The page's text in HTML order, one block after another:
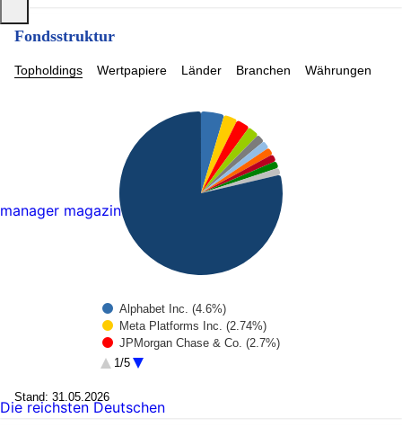
Fondsstruktur
Topholdings Wertpapiere Länder Branchen Währungen
Alphabet Inc. (4.6%)
Meta Platforms Inc. (2.74%)
JPMorgan Chase & Co. (2.7%)
Micron Technology Inc. (2.29%)
Citigroup Inc. (1.48%)
1/5
Stand: 31.05.2026
manager magazin
Die reichsten Deutschen